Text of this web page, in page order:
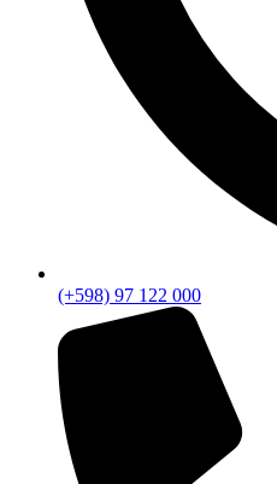
(+598) 97 122 000